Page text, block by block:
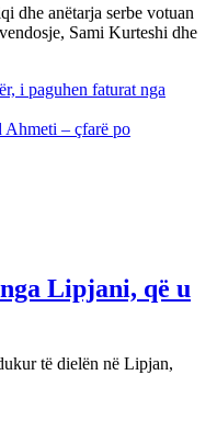
dhe anëtarja serbe votuan
Sami Kurteshi dhe
i paguhen faturat nga
Ahmeti – çfarë po
Lipjani, që u
të dielën në Lipjan,